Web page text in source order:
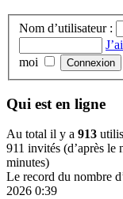
Nom d’utilisateur :
moi
Qui est en ligne
Au total il y a 913
911 invités (d’après le
minutes)
Le record du nombre
2026 0:39